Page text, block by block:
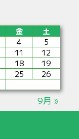
金
土
4
5
11
12
18
19
25
26
9月 »